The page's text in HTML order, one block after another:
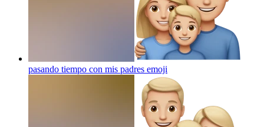
pasando tiempo con mis padres emoji